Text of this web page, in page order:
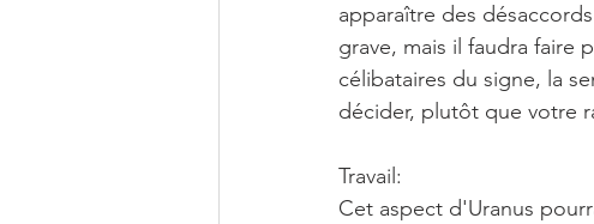
apparaître des
grave, mais il faudra faire
célibataires du signe, la
décider, plutôt que votre
Travail:
Cet aspect d'Uranus